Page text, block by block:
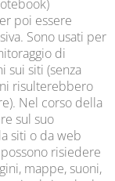
poi essere
Sono usati per
di
sui siti (senza
risulterebbero
Nel corso della
sul suo
siti o da web
risiedere
mappe, suoni,